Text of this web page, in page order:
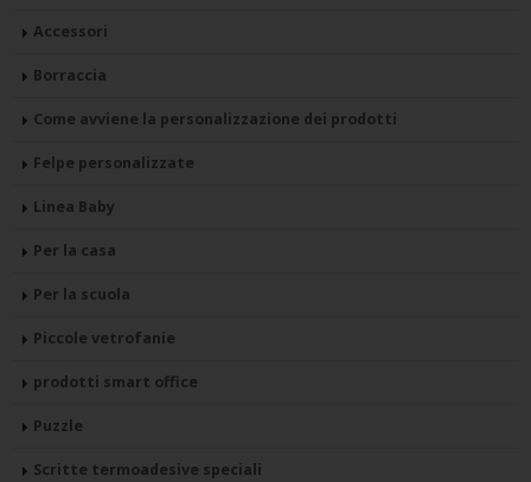
Accessori
Borraccia
Come avviene la personalizzazione dei prodotti
Felpe personalizzate
Linea Baby
Per la casa
Per la scuola
Piccole vetrofanie
prodotti smart office
Puzzle
Scritte termoadesive speciali